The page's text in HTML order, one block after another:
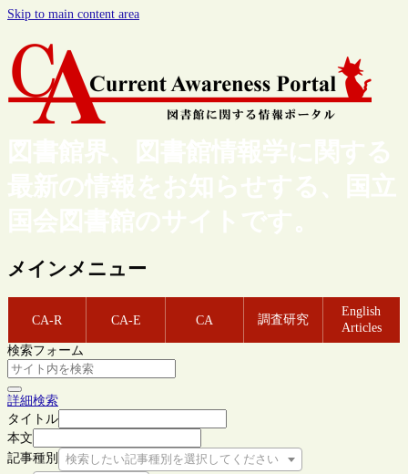
Skip to main content area
図書館界、図書館情報学に関する
最新の情報をお知らせする、国立
国会図書館のサイトです。
メインメニュー
CA-R CA-E CA 調査研究
English
Articles
検索フォーム
詳細検索
タイトル
本文
記事種別
検索したい記事種別を選択してください